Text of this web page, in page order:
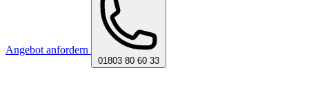
Angebot anfordern
01803 80 60 33